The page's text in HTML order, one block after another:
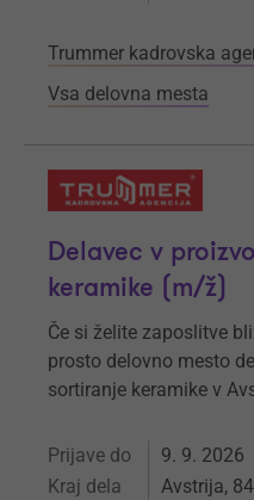
Trummer kadrovska
Vsa delovna mesta
Delavec v
keramike (m/ž)
Če si želite zaposlitve
prosto delovno mesto
sortiranje keramike v
Prijave do 9. 9. 2026
Kraj dela Avstrija,